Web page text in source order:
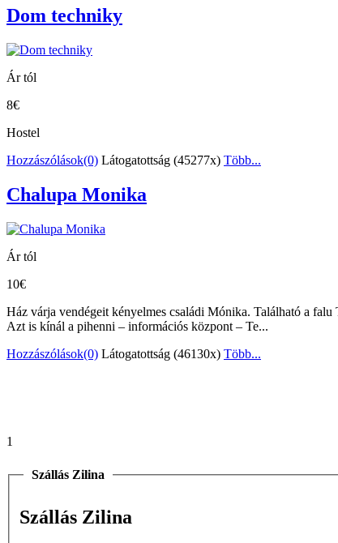
Dom techniky
Ár tól
8€
Hostel
Hozzászólások(0) Látogatottság (45277x) Több...
Chalupa Monika
Ár tól
10€
Ház várja vendégeit kényelmes családi Mónika. Található a
Azt is kínál a pihenni – információs központ – Te...
Hozzászólások(0) Látogatottság (46130x) Több...
1
Szállás Zilina
Szállás Zilina